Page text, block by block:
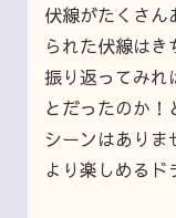
伏線がたくさん
られた伏線はき
振り返ってみれ
とだったのか
シーンはありま
より楽しめるド